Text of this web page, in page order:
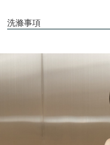
洗滌事項